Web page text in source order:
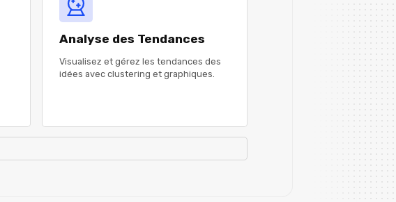
Analyse des Tendances
Visualisez et gérez les tendances des
idées avec clustering et graphiques.